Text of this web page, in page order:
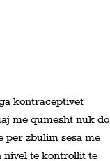
kontraceptivët
me qumësht nuk do
për zbulim sesa me
nivel të kontrollit të